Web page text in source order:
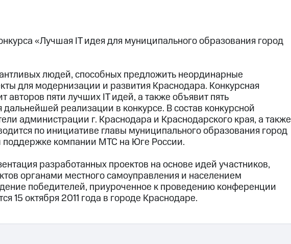
«Лучшая IT идея для муниципального образования город
людей, способных предложить неординарные
для модернизации и развития Краснодара. Конкурсная
авторов пяти лучших IT идей, а также объявит пять
реализации в конкурсе. В состав конкурсной
администрации г. Краснодара и Краснодарского края, а также
по инициативе главы муниципального образования город
поддержке компании МТС на Юге России.
разработанных проектов на основе идей участников,
органами местного самоуправления и населением
победителей, приуроченное к проведению конференции
15 октября 2011 года в городе Краснодаре.